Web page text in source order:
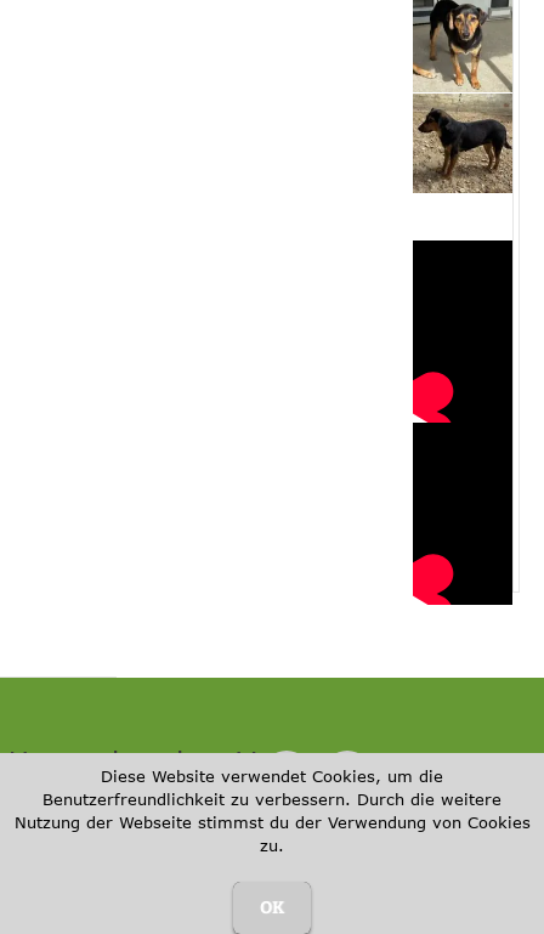
e.V.
Impressum
Datenschut
zerklärung
für
Ungar
nhund
0
2
s
Rese
Diese Website verwendet Cookies, um die
Benutzerfreundlichkeit zu verbessern. Durch die weitere
Nutzung der Webseite stimmst du der Verwendung von Cookies
zu.
OK